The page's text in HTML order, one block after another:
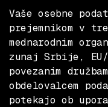
Vaše osebne
prejemnikom v
mednarodnim
zunaj Srbije,
povezanim
obdelovalcem
potekajo ob